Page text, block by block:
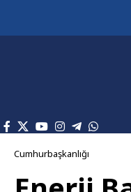
Cumhurbaşkanlığı